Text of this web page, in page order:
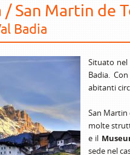
San Martin de
Badia
Situato
Badia.
abitanti
San Martin
molte
e il
sede nel